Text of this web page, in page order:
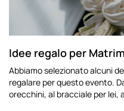
Idee regalo per
Abbiamo selezionato alcuni
regalare per questo evento.
orecchini, al bracciale per lei,